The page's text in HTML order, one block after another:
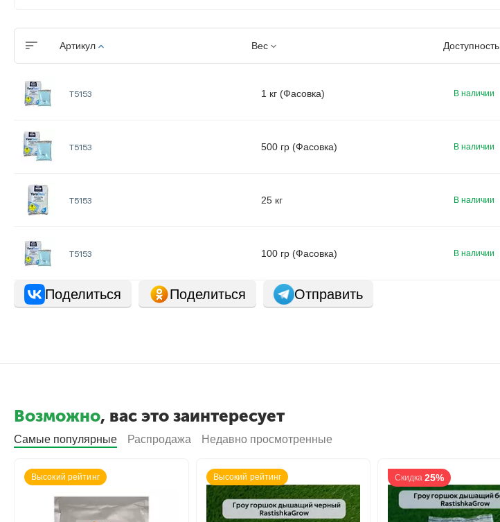
Артикул Вес Доступность
Т5153 1 кг (Фасовка) В наличии
Т5153 500 гр (Фасовка) В наличии
Т5153 25 кг В наличии
Т5153 100 гр (Фасовка) В наличии
Поделиться Поделиться Отправить
Возможно, вас это заинтересует
Самые популярные Распродажа Недавно просмотренные
Высокий рейтинг Высокий рейтинг Скидка 25%